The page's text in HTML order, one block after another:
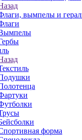
вымпелы и
форма